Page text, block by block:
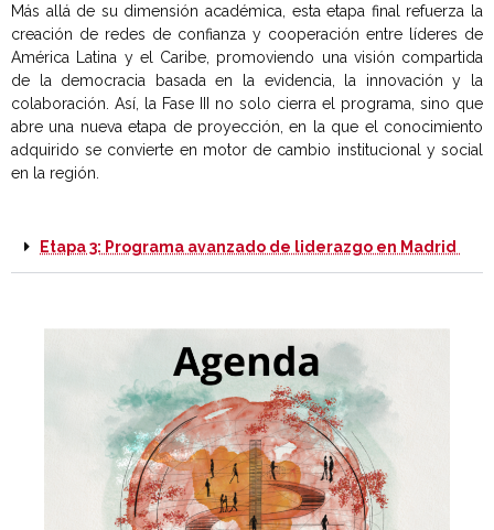
Más allá de su dimensión académica, esta etapa final refuerza la
creación de redes de confianza y cooperación entre líderes de
América Latina y el Caribe, promoviendo una visión compartida
de la democracia basada en la evidencia, la innovación y la
colaboración. Así, la Fase III no solo cierra el programa, sino que
abre una nueva etapa de proyección, en la que el conocimiento
adquirido se convierte en motor de cambio institucional y social
en la región.
Etapa 3: Programa avanzado de liderazgo en Madrid